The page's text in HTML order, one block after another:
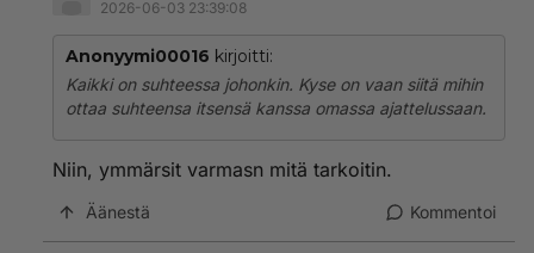
2026-06-03 23:39:08
Anonyymi00016 kirjoitti:
Kaikki on suhteessa johonkin. Kyse on vaan siitä mihin
ottaa suhteensa itsensä kanssa omassa ajattelussaan.
Niin, ymmärsit varmasn mitä tarkoitin.
Äänestä Kommentoi